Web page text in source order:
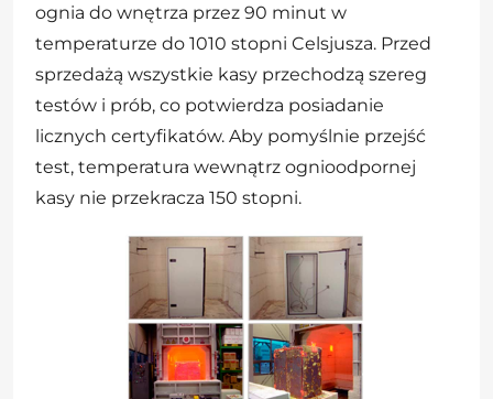
ognia do wnętrza przez 90 minut w
temperaturze do 1010 stopni Celsjusza. Przed
sprzedażą wszystkie kasy przechodzą szereg
testów i prób, co potwierdza posiadanie
licznych certyfikatów. Aby pomyślnie przejść
test, temperatura wewnątrz ognioodpornej
kasy nie przekracza 150 stopni.